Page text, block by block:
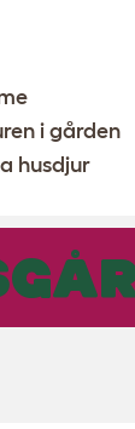
i gården
husdjur